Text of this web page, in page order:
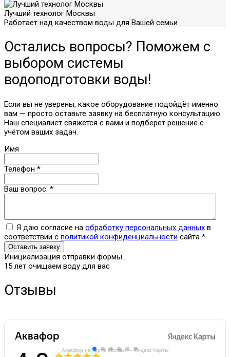
Лучший технолог Москвы
Работает над качеством воды для Вашей семьи
Остались вопросы? Поможем с
выбором системы
водоподготовки воды!
Если вы не уверены, какое оборудование подойдёт именно
вам — просто оставьте заявку на бесплатную консультацию.
Наш специалист свяжется с вами и подберёт решение с
учётом ваших задач.
Имя
Телефон *
Ваш вопрос: *
Я даю согласие на обработку персональных данных в
соответствии с политикой конфиденциальности сайта *
Оставить заявку
Инициализация отправки формы...
15 лет очищаем воду для вас
Отзывы
Аквафор на карте Москвы — Яндекс Карты